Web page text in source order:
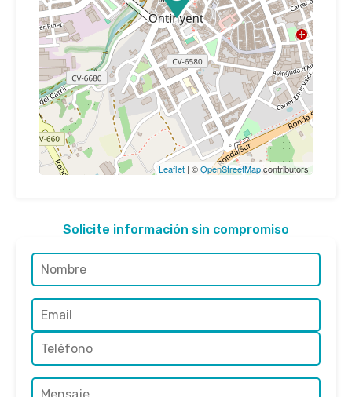
Leaflet | ©OpenStreetMapcontributors
Solicite información sin compromiso